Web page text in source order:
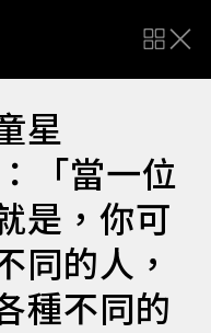
星
「當一位
是，你可
同的人，
種不同的